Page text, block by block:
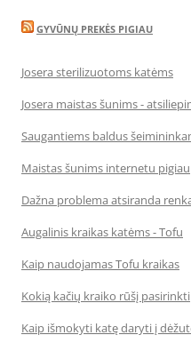
GYVŪNŲ PREKĖS PIGIAU
Josera sterilizuotoms katėms
Josera maistas šunims -
Saugantiems baldus
Maistas šunims internetu pigiau
Dažna problema atsiranda
Augalinis kraikas katėms - Tofu
Kaip naudojamas Tofu kraikas
Kokią kačių kraiko rūšį pasirinkti
Kaip išmokyti katę daryti į